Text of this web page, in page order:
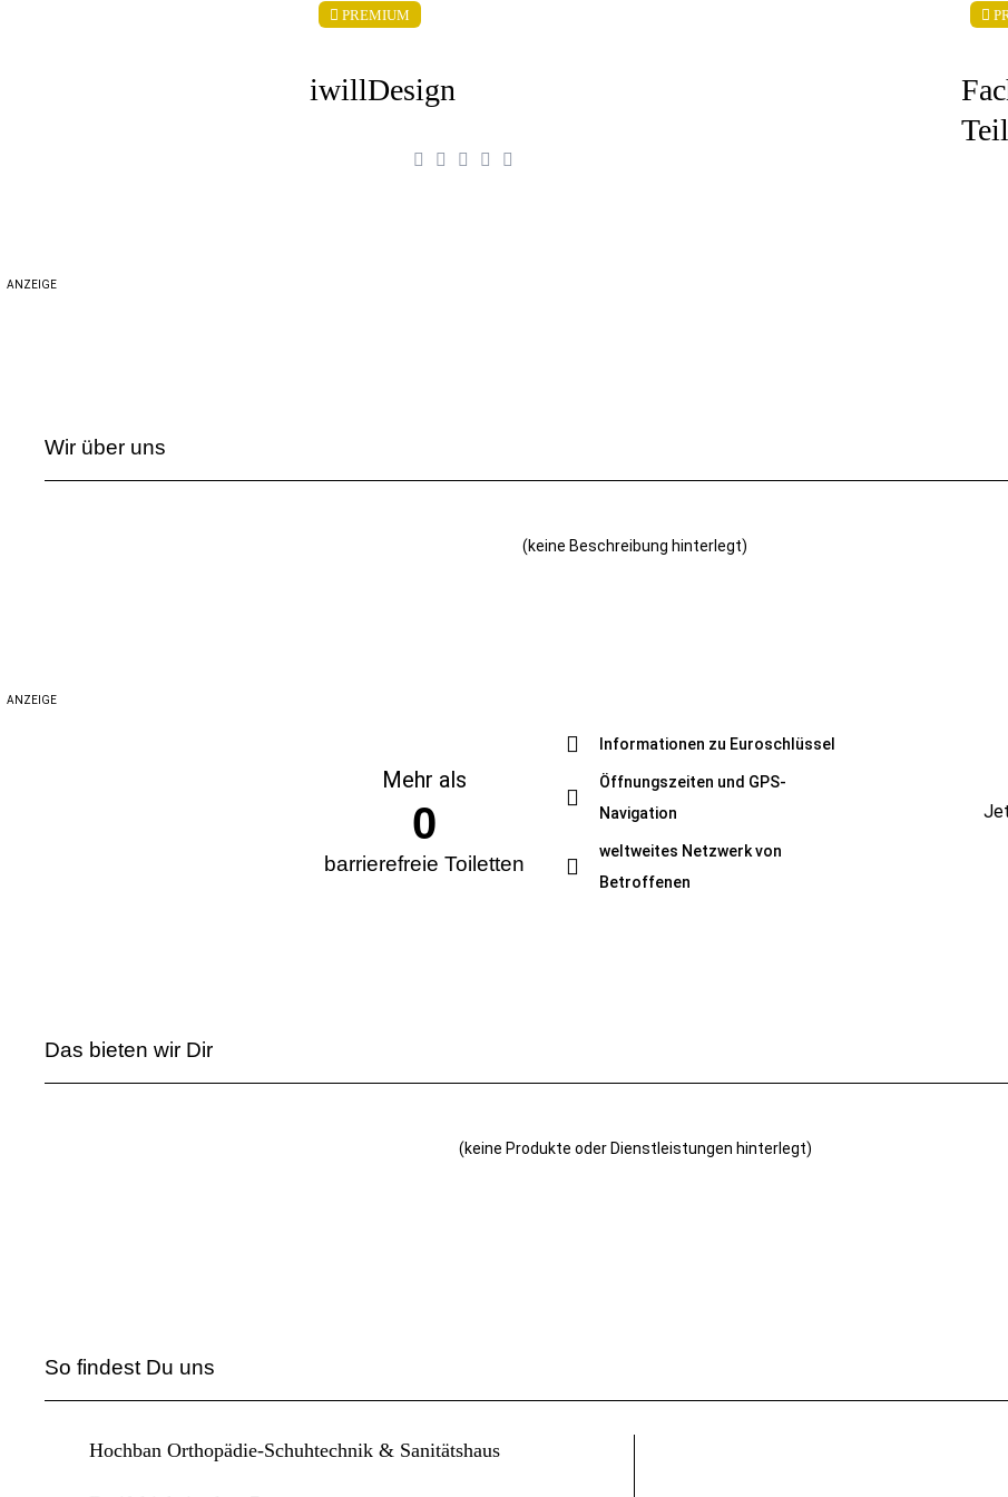
PREMIUM
iwillDesign
ANZEIGE
Wir über uns
(keine Beschreibung hinterlegt)
ANZEIGE
Mehr als
barrierefreie Toiletten
0
Informationen zu Euroschlüssel
Öffnungszeiten und GPS-
Navigation
weltweites Netzwerk von
Betroffenen
Das bieten wir Dir
(keine Produkte oder Dienstleistungen hinterlegt)
So findest Du uns
Hochban Orthopädie-Schuhtechnik & Sanitätshaus